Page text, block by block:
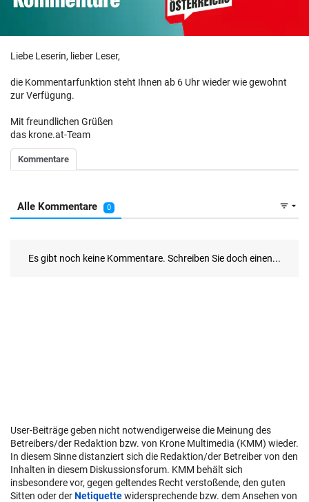
Liebe Leserin, lieber Leser,
die Kommentarfunktion steht Ihnen ab 6 Uhr wieder wie gewohnt
zur Verfügung.
Mit freundlichen Grüßen
das krone.at-Team
User-Beiträge geben nicht notwendigerweise die Meinung des
Betreibers/der Redaktion bzw. von Krone Multimedia (KMM) wieder.
In diesem Sinne distanziert sich die Redaktion/der Betreiber von den
Inhalten in diesem Diskussionsforum. KMM behält sich
insbesondere vor, gegen geltendes Recht verstoßende, den guten
Sitten oder derNetiquettewidersprechende bzw. dem Ansehen von